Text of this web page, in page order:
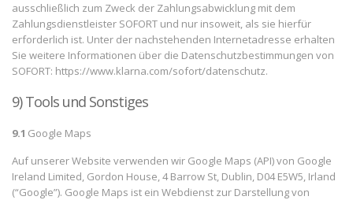
ausschließlich zum Zweck der Zahlungsabwicklung mit dem
Zahlungsdienstleister SOFORT und nur insoweit, als sie hierfür
erforderlich ist. Unter der nachstehenden Internetadresse erhalten
Sie weitere Informationen über die Datenschutzbestimmungen von
SOFORT: https://www.klarna.com/sofort/datenschutz.
9) Tools und Sonstiges
9.1 Google Maps
Auf unserer Website verwenden wir Google Maps (API) von Google
Ireland Limited, Gordon House, 4 Barrow St, Dublin, D04 E5W5, Irland
(“Google”). Google Maps ist ein Webdienst zur Darstellung von